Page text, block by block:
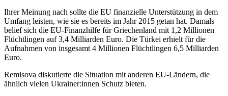
Ihrer Meinung nach sollte die EU finanzielle Unterstützung in dem
Umfang leisten, wie sie es bereits im Jahr 2015 getan hat. Damals
belief sich die EU-Finanzhilfe für Griechenland mit 1,2 Millionen
Flüchtlingen auf 3,4 Milliarden Euro. Die Türkei erhielt für die
Aufnahmen von insgesamt 4 Millionen Flüchtlingen 6,5 Milliarden
Euro.
Remisova diskutierte die Situation mit anderen EU-Ländern, die
ähnlich vielen Ukrainer:innen Schutz bieten.